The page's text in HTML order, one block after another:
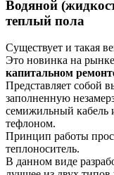
Водяной
теплый пола
Существует и такая
Это новинка на
капитальном
Представляет собой
заполненную
семижильный кабель
тефлоном.
Принцип работы
теплоноситель.
В данном виде